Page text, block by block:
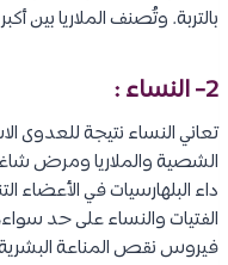
بالتربة. وتُصنف الملاريا بين
2- النساء :
تعاني النساء نتيجة للعدوى
الشصية والملاريا ومرض
الفتيات والنساء على حد
فيروس نقص المناعة البشرية /